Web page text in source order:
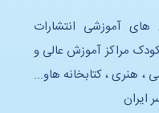
آموزشی انتشارات
مراکز آموزش عالی و
، هنری ، کتابخانه هاو...
ایران